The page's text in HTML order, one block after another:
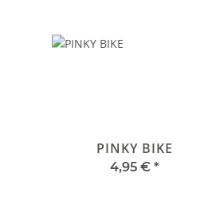
PINKY BIKE
4,95 € *